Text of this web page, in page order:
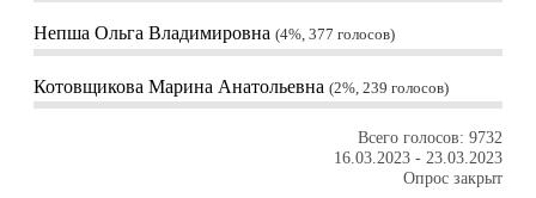
Непша Ольга Владимировна 4%, 377 голосов
Котовщикова Марина Анатольевна 2%, 239 голосов
Всего голосов: 9732
16.03.2023 - 23.03.2023
Опрос закрыт